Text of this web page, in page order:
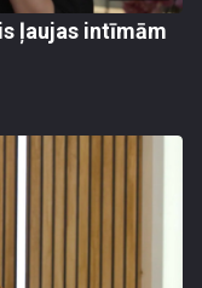
ļaujas intīmām